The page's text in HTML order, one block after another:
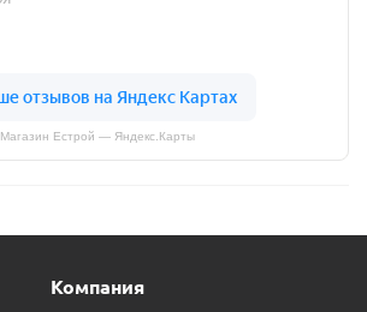
Магазин Естрой — Яндекс.Карты
Компания